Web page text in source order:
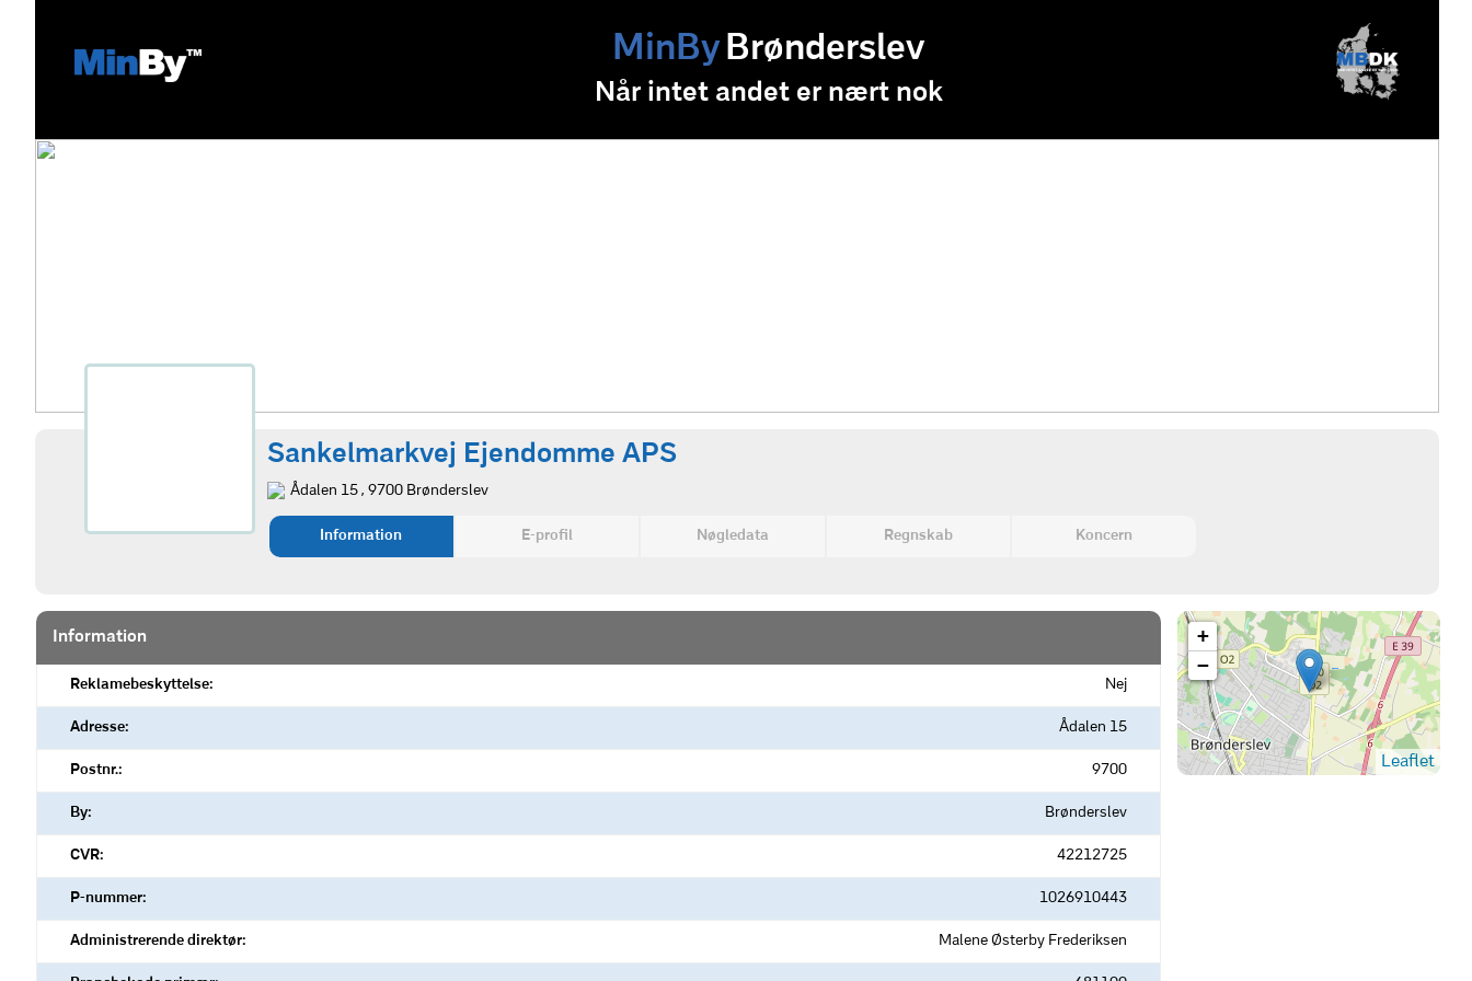
MinByBrønderslev
Når intet andet er nært nok
Sankelmarkvej Ejendomme APS
Ådalen 15 , 9700 Brønderslev
Information E-profil Nøgledata Regnskab Koncern
Information
Reklamebeskyttelse: Nej
Adresse: Ådalen 15
Postnr.: 9700
By: Brønderslev
CVR: 42212725
P-nummer: 1026910443
Administrerende direktør: Malene Østerby Frederiksen
+
−
Leaflet